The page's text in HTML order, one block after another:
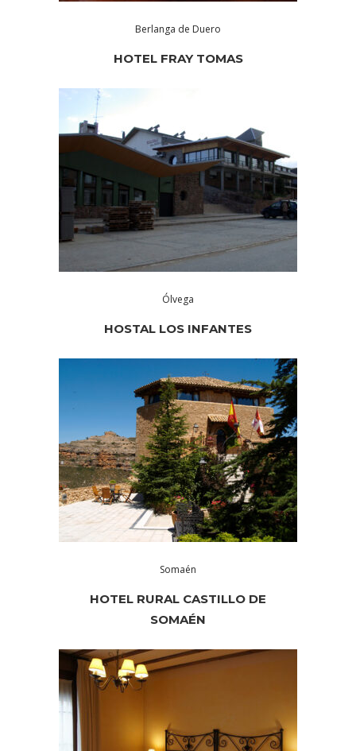
Berlanga de Duero
HOTEL FRAY TOMAS
Ólvega
HOSTAL LOS INFANTES
Somaén
HOTEL RURAL CASTILLO DE
SOMAÉN